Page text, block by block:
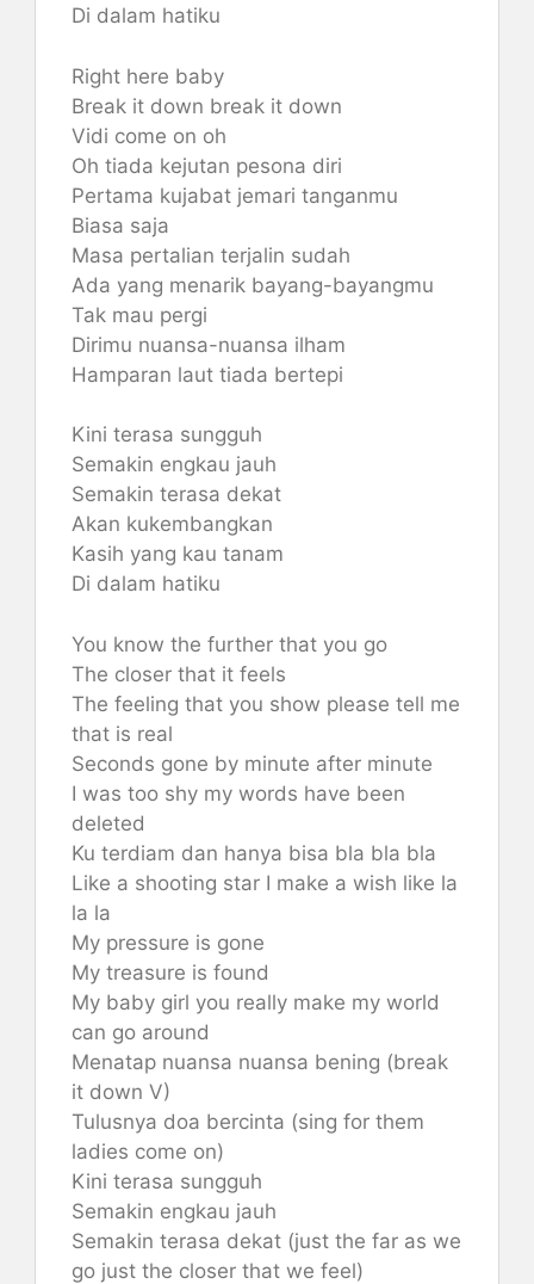
Di dalam hatiku
Right here baby
Break it down break it down
Vidi come on oh
Oh tiada kejutan pesona diri
Pertama kujabat jemari tanganmu
Biasa saja
Masa pertalian terjalin sudah
Ada yang menarik bayang-bayangmu
Tak mau pergi
Dirimu nuansa-nuansa ilham
Hamparan laut tiada bertepi
Kini terasa sungguh
Semakin engkau jauh
Semakin terasa dekat
Akan kukembangkan
Kasih yang kau tanam
Di dalam hatiku
You know the further that you go
The closer that it feels
The feeling that you show please tell me
that is real
Seconds gone by minute after minute
I was too shy my words have been
deleted
Ku terdiam dan hanya bisa bla bla bla
Like a shooting star I make a wish like la
la la
My pressure is gone
My treasure is found
My baby girl you really make my world
can go around
Menatap nuansa nuansa bening (break
it down V)
Tulusnya doa bercinta (sing for them
ladies come on)
Kini terasa sungguh
Semakin engkau jauh
Semakin terasa dekat (just the far as we
go just the closer that we feel)